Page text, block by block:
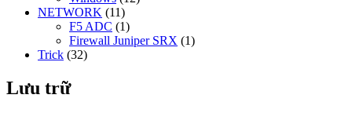
NETWORK (11)
F5 ADC (1)
Firewall Juniper SRX (1)
Trick (32)
Lưu trữ